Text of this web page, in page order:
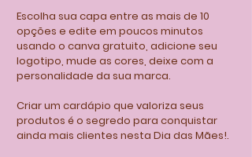
Escolha sua capa entre as mais de 10
opções e edite em poucos minutos
usando o canva gratuito, adicione seu
logotipo, mude as cores, deixe com a
personalidade da sua marca.
Criar um cardápio que valoriza seus
produtos é o segredo para conquistar
ainda mais clientes nesta Dia das Mães!.